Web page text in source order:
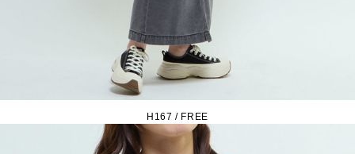
H167 / FREE